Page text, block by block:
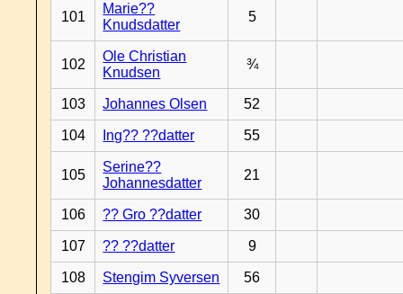
101
Marie??
Knudsdatter
5
102
Ole Christian
Knudsen
¾
103 Johannes Olsen 52
104 Ing?? ??datter 55
105
Serine??
Johannesdatter
21
106 ?? Gro ??datter 30
107 ?? ??datter 9
108 Stengim Syversen 56